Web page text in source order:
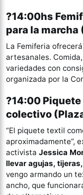
?14:00hs
para la
La Femiferia
artesanales.
variedades con
organizada por la
?14:00
colectivo
“El piquete textil
aproximadamente”,
activista Jessica
llevar agujas,
vengo armando un
ancho, que